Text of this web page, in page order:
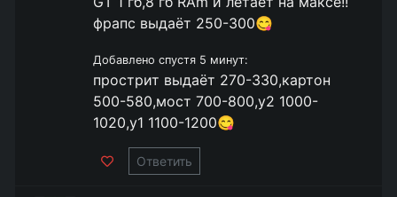
фрапс выдаёт 250-300😋
Добавлено спустя 5 минут:
прострит выдаёт 270-330,картон
500-580,мост 700-800,у2 1000-
1020,у1 1100-1200😋
Ответить